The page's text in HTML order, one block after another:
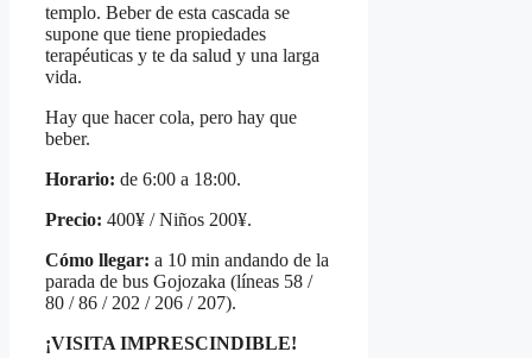
templo. Beber de esta cascada se
supone que tiene propiedades
terapéuticas y te da salud y una larga
vida.
Hay que hacer cola, pero hay que
beber.
Horario: de 6:00 a 18:00.
Precio: 400¥ / Niños 200¥.
Cómo llegar: a 10 min andando de la
parada de bus Gojozaka (líneas 58 /
80 / 86 / 202 / 206 / 207).
¡VISITA IMPRESCINDIBLE!